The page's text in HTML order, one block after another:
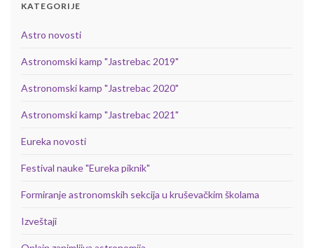
KATEGORIJE
Astro novosti
Astronomski kamp "Jastrebac 2019"
Astronomski kamp "Jastrebac 2020"
Astronomski kamp "Jastrebac 2021"
Eureka novosti
Festival nauke "Eureka piknik"
Formiranje astronomskih sekcija u kruševačkim školama
Izveštaji